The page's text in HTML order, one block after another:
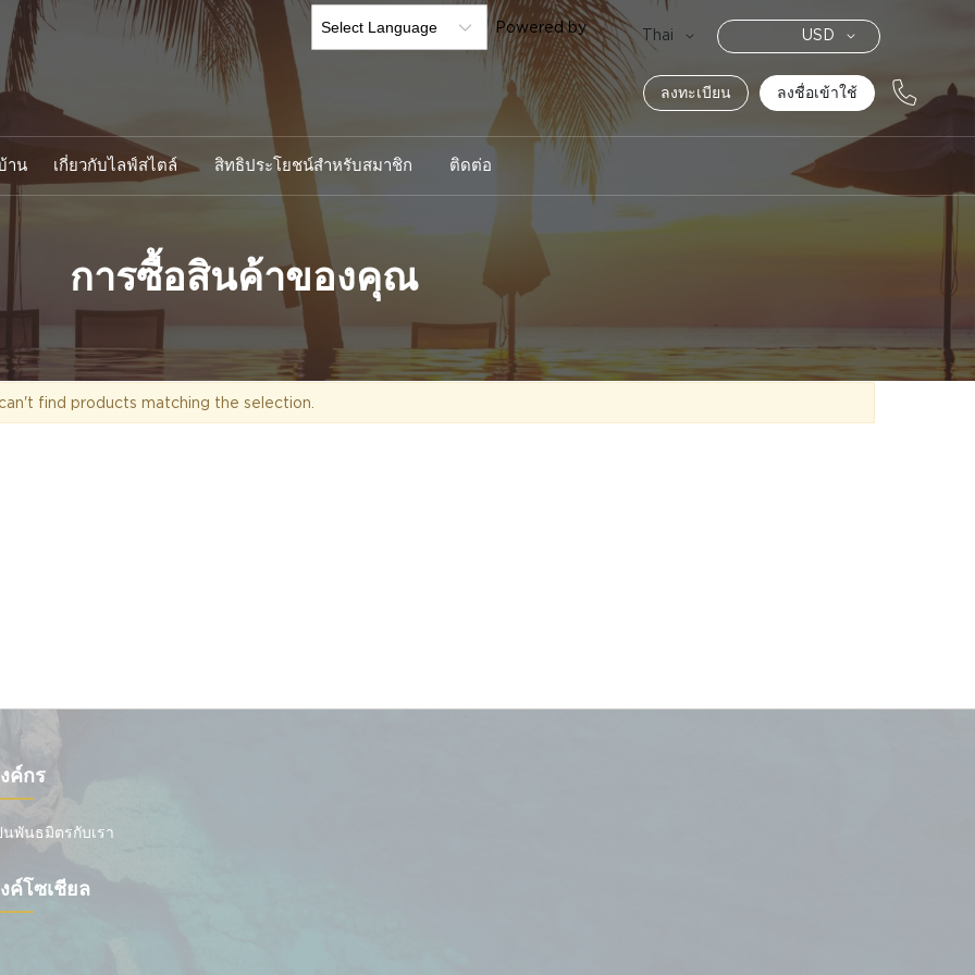
การซื้อสินค้าของคุณ
Powered by Language
Thai
สกุล
เงิน
USD
ลงทะเบียน ลงชื่อเข้าใช้
าน เกี่ยวกับไลฟ์สไตล์ สิทธิประโยชน์สำหรับสมาชิก ติดต่อ
find products matching the selection.
ค์กร
นพันธมิตรกับเรา
ค์โซเชียล